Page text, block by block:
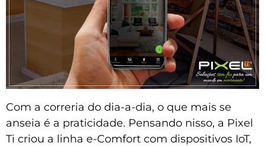
Com a correria do dia-a-dia, o que mais se
anseia é a praticidade. Pensando nisso, a Pixel
Ti criou a linha e-Comfort com dispositivos IoT,